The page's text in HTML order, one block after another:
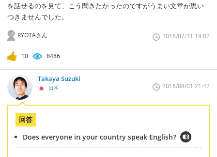
を話せるのを見て、こう聞きたかったのですがうまい文章が思い
つきませんでした。
RYOTAさん 2016/07/31 19:02
10 8486
Takaya Suzuki
日本 2016/08/01 21:42
回答
Does everyone in your country speak English?